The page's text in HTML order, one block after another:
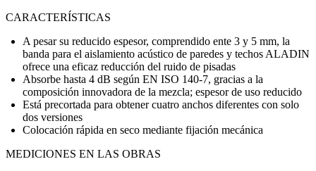
CARACTERÍSTICAS
A pesar su reducido espesor, comprendido ente 3 y 5 mm, la
banda para el aislamiento acústico de paredes y techos ALADIN
ofrece una eficaz reducción del ruido de pisadas
Absorbe hasta 4 dB según EN ISO 140-7, gracias a la
composición innovadora de la mezcla; espesor de uso reducido
Está precortada para obtener cuatro anchos diferentes con solo
dos versiones
Colocación rápida en seco mediante fijación mecánica
MEDICIONES EN LAS OBRAS